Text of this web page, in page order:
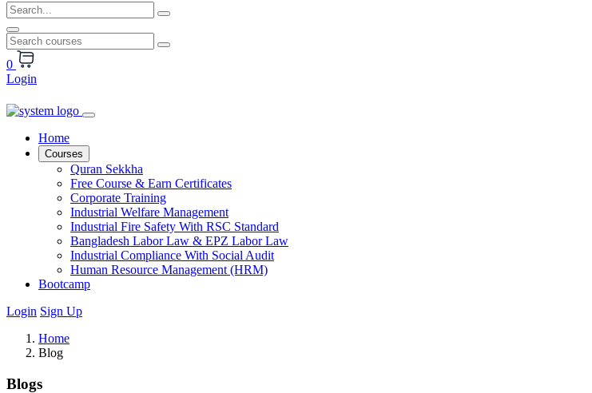
0
Login
Home
Courses
Quran Sekkha
Free Course & Earn Certificates
Corporate Training
Industrial Welfare Management
Industrial Fire Safety With RSC Standard
Bangladesh Labor Law & EPZ Labor Law
Industrial Compliance With Social Audit
Human Resource Management (HRM)
Bootcamp
Login Sign Up
Home
Blog
Blogs